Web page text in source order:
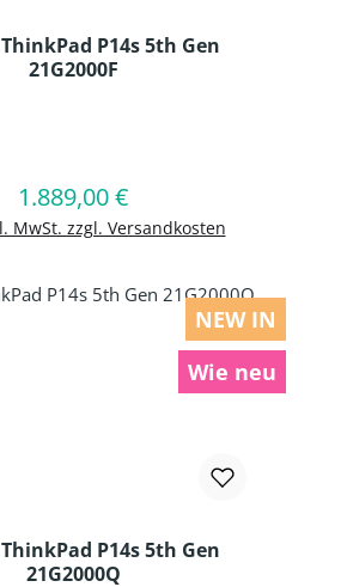
P14s 5th Gen
21G2000F
Regulärer Preis:
1.889,00 €
MwSt. zzgl. Versandkosten
In den Warenkorb
NEW IN
Wie neu
P14s 5th Gen
21G2000Q